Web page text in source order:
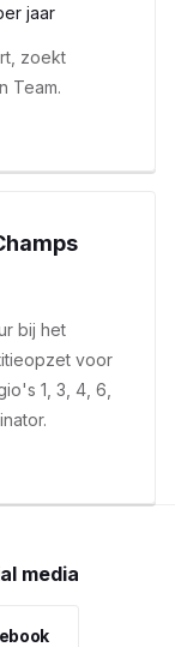
jaar
zoekt
Team.
bij het
voor
1, 3, 4, 6,
media